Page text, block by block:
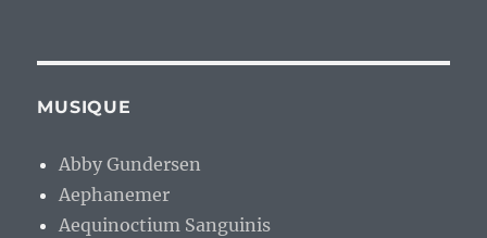
MUSIQUE
Abby Gundersen
Aephanemer
Aequinoctium Sanguinis